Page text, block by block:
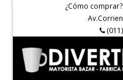
¿Cómo comprar?